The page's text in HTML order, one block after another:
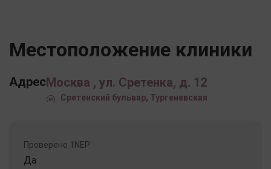
Местоположение клиники
АдресМосква , ул. Сретенка, д. 12
Сретенский бульвар, Тургеневская
Проверено 1NEP
Да